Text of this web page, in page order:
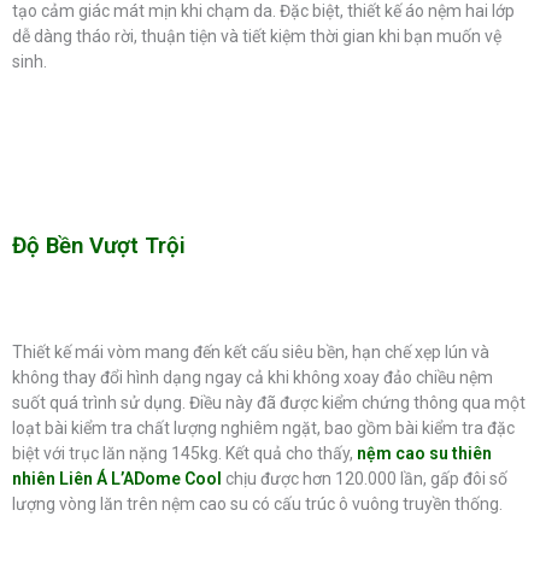
tạo cảm giác mát mịn khi chạm da. Đặc biệt, thiết kế áo nệm hai lớp
dễ dàng tháo rời, thuận tiện và tiết kiệm thời gian khi bạn muốn vệ
sinh.
Độ Bền Vượt Trội
Thiết kế mái vòm mang đến kết cấu siêu bền, hạn chế xẹp lún và
không thay đổi hình dạng ngay cả khi không xoay đảo chiều nệm
suốt quá trình sử dụng. Điều này đã được kiểm chứng thông qua một
loạt bài kiểm tra chất lượng nghiêm ngặt, bao gồm bài kiểm tra đặc
biệt với trục lăn nặng 145kg. Kết quả cho thấy, nệm cao su thiên
nhiên Liên Á L’ADome Cool chịu được hơn 120.000 lần, gấp đôi số
lượng vòng lăn trên nệm cao su có cấu trúc ô vuông truyền thống.